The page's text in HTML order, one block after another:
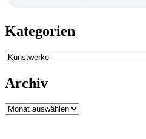
Kategorien
Kategorien
Archiv
Archiv